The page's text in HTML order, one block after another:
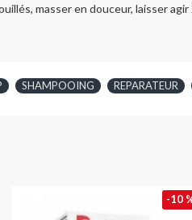
masser en douceur, laisser
SHAMPOOING REPARATEUR
-10